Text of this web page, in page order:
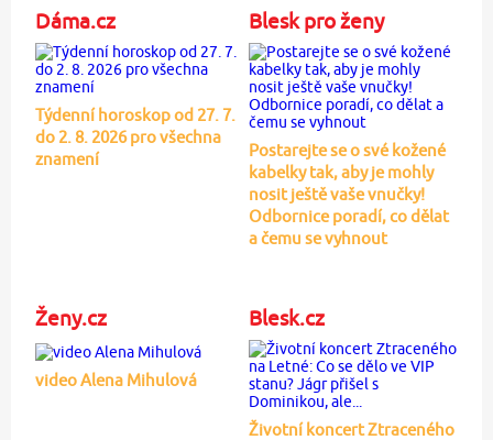
Dáma.cz
Týdenní horoskop od 27. 7.
do 2. 8. 2026 pro všechna
znamení
Blesk pro ženy
Postarejte se o své kožené
kabelky tak, aby je mohly
nosit ještě vaše vnučky!
Odbornice poradí, co dělat
a čemu se vyhnout
Ženy.cz
video Alena Mihulová
Blesk.cz
Životní koncert Ztraceného